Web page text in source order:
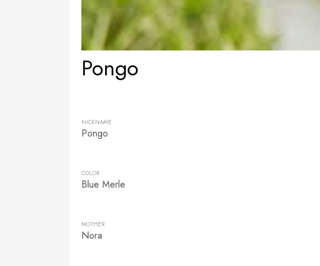
Pongo
NICKNAME
Pongo
COLOR
Blue Merle
MOTHER
Nora